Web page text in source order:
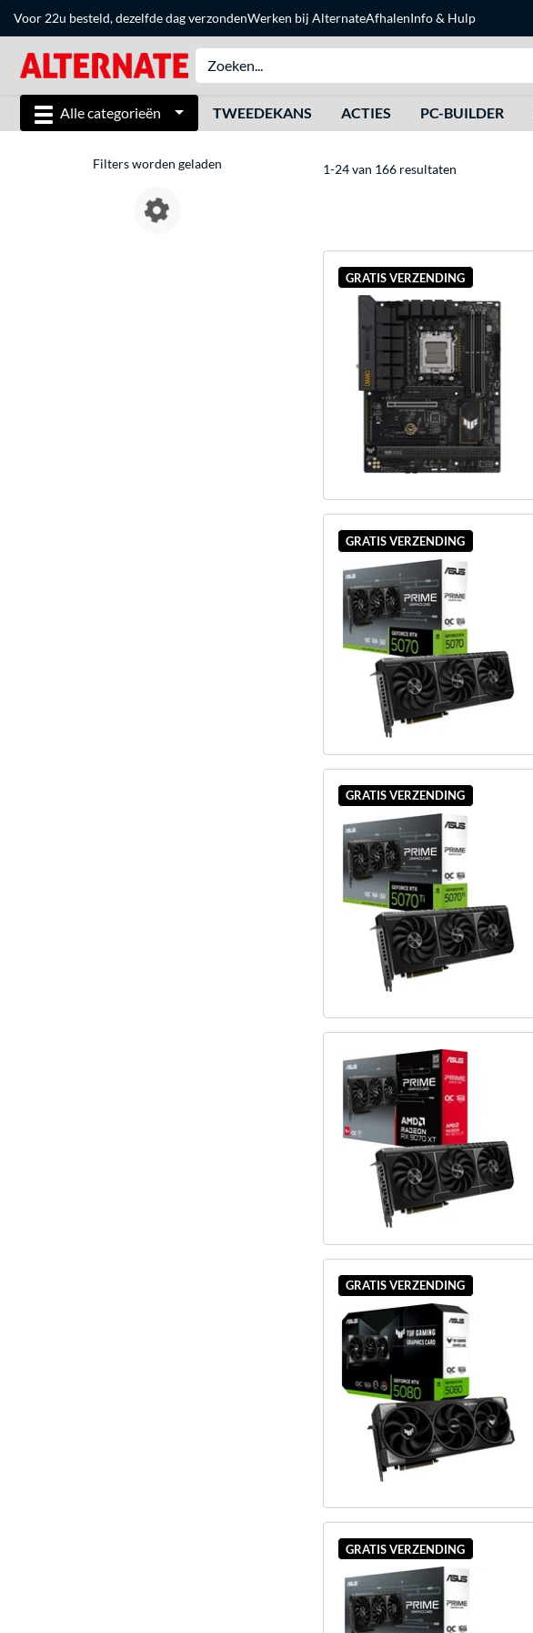
Voor 22u besteld, dezelfde dag verzondenWerken bij AlternateAfhalenInfo & Hulp
Alle categorieën TWEEDEKANS ACTIES PC-BUILDER
Filters worden geladen 1-24 van 166 resultaten
GRATIS VERZENDING
GRATIS VERZENDING
GRATIS VERZENDING
GRATIS VERZENDING
GRATIS VERZENDING